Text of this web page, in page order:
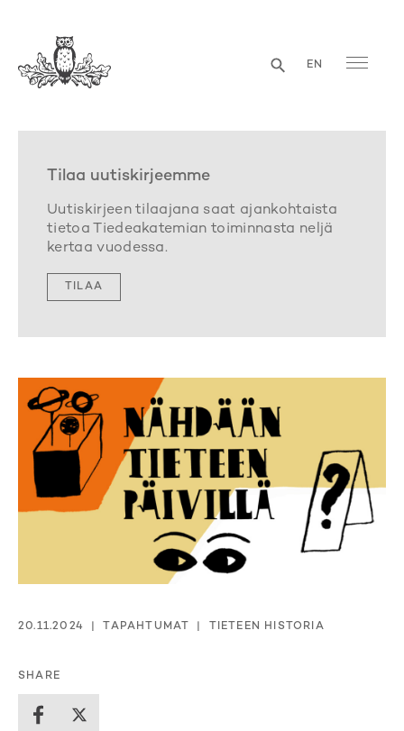
EN
Tilaa uutiskirjeemme
Uutiskirjeen tilaajana saat ajankohtaista
tietoa Tiedeakatemian toiminnasta neljä
kertaa vuodessa.
TILAA
20.11.2024 TAPAHTUMAT TIETEEN HISTORIA
SHARE